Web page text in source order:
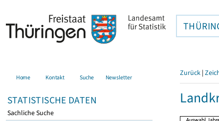
Home Kontakt Suche Newsletter
STATISTISCHE DATEN
Sachliche Suche
Zurück |